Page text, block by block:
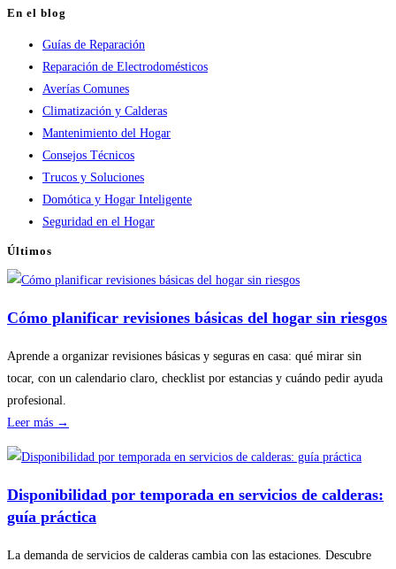
En el blog
Guías de Reparación
Reparación de Electrodomésticos
Averías Comunes
Climatización y Calderas
Mantenimiento del Hogar
Consejos Técnicos
Trucos y Soluciones
Domótica y Hogar Inteligente
Seguridad en el Hogar
Últimos
Cómo planificar revisiones básicas del hogar sin riesgos
Aprende a organizar revisiones básicas y seguras en casa: qué mirar sin
tocar, con un calendario claro, checklist por estancias y cuándo pedir ayuda
profesional.
Leer más →
planificar
revisiones
básicas
hogar
Disponibilidad por temporada en servicios de calderas:
guía práctica
La demanda de servicios de calderas cambia con las estaciones. Descubre